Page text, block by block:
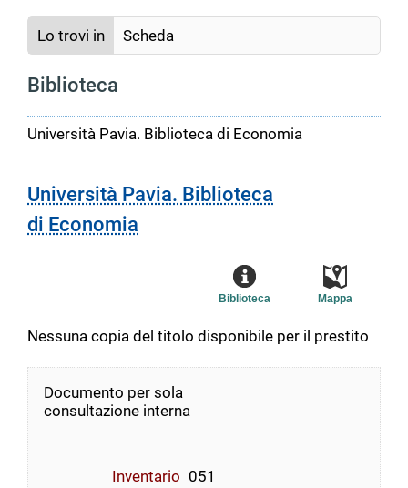
Lo trovi in Scheda
Biblioteca
Università Pavia. Biblioteca di Economia
Università Pavia. Biblioteca
di Economia
Mappa
Biblioteca
Nessuna copia del titolo disponibile per il prestito
Documento per sola
consultazione interna
Inventario 051